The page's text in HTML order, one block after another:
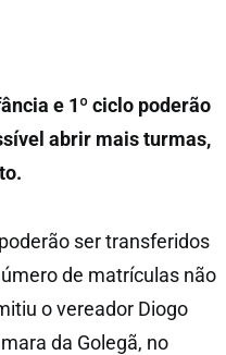
e 1º ciclo poderão
abrir mais turmas,
ser transferidos
de matrículas não
o vereador Diogo
da Golegã, no